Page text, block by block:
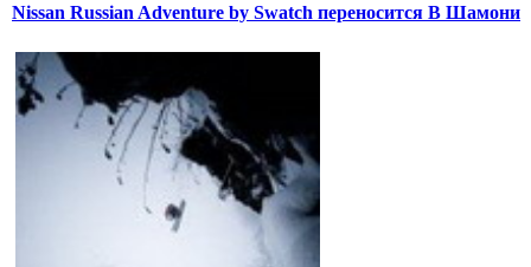
Nissan Russian Adventure by Swatch переносится В Шамони